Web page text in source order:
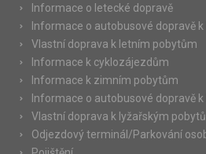
Informace o letecké dopravě
Informace o autobusové dopravě
Vlastní doprava k letním pobytům
Informace k cyklozájezdům
Informace k zimním pobytům
Informace o autobusové dopravě
Vlastní doprava k lyžařským
Odjezdový terminál/Parkování